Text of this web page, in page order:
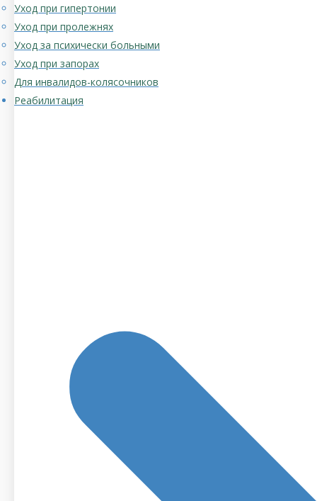
Уход при гипертонии
Уход при пролежнях
Уход за психически больными
Уход при запорах
Для инвалидов-колясочников
Реабилитация